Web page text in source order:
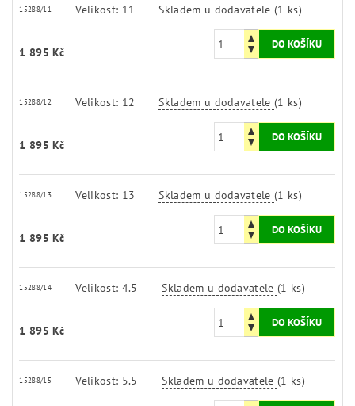
15288/11 Velikost: 11 Skladem u dodavatele(1 ks)
1 895 Kč
15288/12 Velikost: 12 Skladem u dodavatele(1 ks)
1 895 Kč
15288/13 Velikost: 13 Skladem u dodavatele(1 ks)
1 895 Kč
15288/14 Velikost: 4.5 Skladem u dodavatele(1 ks)
1 895 Kč
15288/15 Velikost: 5.5 Skladem u dodavatele(1 ks)